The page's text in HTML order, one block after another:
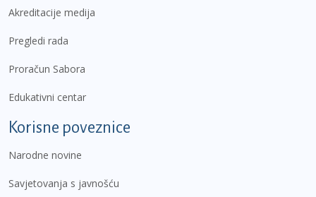
Akreditacije medija
Pregledi rada
Proračun Sabora
Edukativni centar
Korisne poveznice
Narodne novine
Savjetovanja s javnošću